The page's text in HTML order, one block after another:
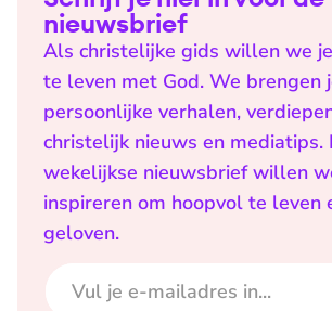
nieuwsbrief
Als christelijke gids willen we
te leven met God. We brengen
persoonlijke verhalen,
christelijk nieuws en mediatips.
wekelijkse nieuwsbrief willen
inspireren om hoopvol te leven
geloven.